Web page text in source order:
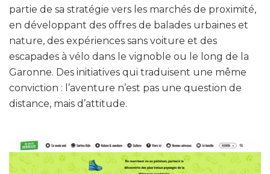
partie de sa stratégie vers les marchés de proximité,
en développant des offres de balades urbaines et
nature, des expériences sans voiture et des
escapades à vélo dans le vignoble ou le long de la
Garonne. Des initiatives qui traduisent une même
conviction : l’aventure n’est pas une question de
distance, mais d’attitude.